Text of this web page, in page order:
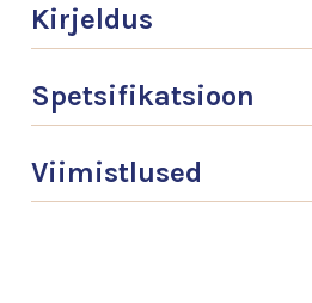
Kirjeldus
Spetsifikatsioon
Viimistlused